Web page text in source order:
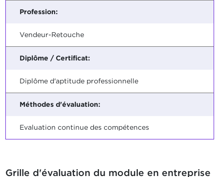
Profession:
Vendeur-Retouche
Diplôme / Certificat:
Diplôme d'aptitude professionnelle
Méthodes d'évaluation:
Evaluation continue des compétences
Grille d'évaluation du module en entreprise